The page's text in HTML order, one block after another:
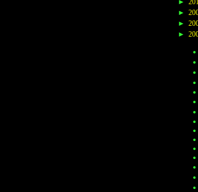
►
►
►
►